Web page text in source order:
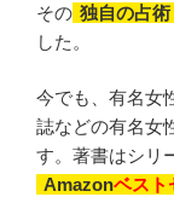
その 独自の占術
した。
今でも、有名女
誌などの有名女
す。著書はシリ
Amazonベスト